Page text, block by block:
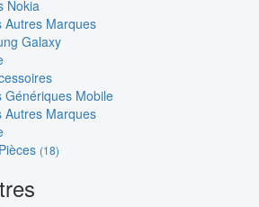
Nokia
Autres Marques
Galaxy
Génériques Mobile
Autres Marques
(18)